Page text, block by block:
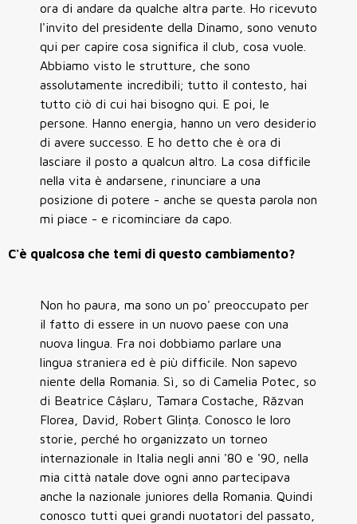
ora di andare da qualche altra parte. Ho ricevuto
l'invito del presidente della Dinamo, sono venuto
qui per capire cosa significa il club, cosa vuole.
Abbiamo visto le strutture, che sono
assolutamente incredibili; tutto il contesto, hai
tutto ciò di cui hai bisogno qui. E poi, le
persone. Hanno energia, hanno un vero desiderio
di avere successo. E ho detto che è ora di
lasciare il posto a qualcun altro. La cosa difficile
nella vita è andarsene, rinunciare a una
posizione di potere - anche se questa parola non
mi piace - e ricominciare da capo.
C'è qualcosa che temi di questo cambiamento?
Non ho paura, ma sono un po' preoccupato per
il fatto di essere in un nuovo paese con una
nuova lingua. Fra noi dobbiamo parlare una
lingua straniera ed è più difficile. Non sapevo
niente della Romania. Sì, so di Camelia Potec, so
di Beatrice Câșlaru, Tamara Costache, Răzvan
Florea, David, Robert Glința. Conosco le loro
storie, perché ho organizzato un torneo
internazionale in Italia negli anni '80 e '90, nella
mia città natale dove ogni anno partecipava
anche la nazionale juniores della Romania. Quindi
conosco tutti quei grandi nuotatori del passato,